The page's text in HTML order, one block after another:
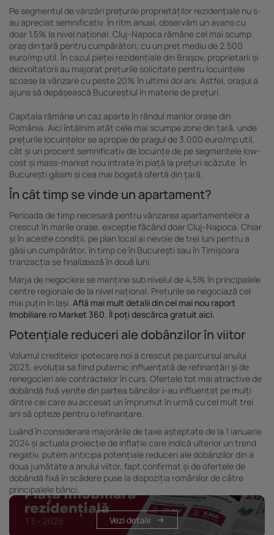
Pe segmentul de vânzări prețurile proprietăților rezidențiale nu s-
au apreciat semnificativ. În ritm anual, observăm un avans cu
doar 1,5% la nivel național. Cluj-Napoca rămâne cel mai scump
oraș din țară pentru cumpărători, cu un preț mediu de 2.500
euro/mp util. În cazul pieței rezidențiale din Brașov, proprietarii și
dezvoltatorii au majorat prețurile solicitate pentru locuințele
scoase la vânzare cu peste 20% în ultimii doi ani. Astfel, orașul a
ajuns să depășească Bucureștiul în materie de prețuri.
Capitala rămâne un caz aparte în rândul marilor orașe din
România. Aici întâlnim atât cele mai scumpe zone din țară, unde
prețurile locuințelor se apropie de pragul de 3.000 euro/mp util,
cât și un procent semnificativ de locuințe de pe segmentele low-
cost și mass-market nou intrate în piață la prețuri scăzute. În
București găsim și cea mai bogată ofertă din țară.
În cât timp se vinde un apartament?
Perioada de timp necesară pentru vânzarea apartamentelor a
crescut în marile orașe, excepție făcând doar Cluj-Napoca. Chiar
și în aceste condiții, pe plan local ai nevoie de trei luni pentru a
găsi un cumpărător, în timp ce în București sau în Timișoara
tranzacția se finalizează în două luni.
Marja de negociere se menține sub nivelul de 4,5% în principalele
centre regionale de la nivel național. Prețurile se negociază cel
mai puțin în Iași. Află mai mult detalii din cel mai nou raport
Imobiliare.ro Market 360. Îl poți descărca gratuit aici.
Potențiale reduceri ale dobânzilor în viitor
Volumul creditelor ipotecare noi a crescut pe parcursul anului
2023, evoluția sa fiind puternic influențată de refinanțări și de
renegocieri ale contractelor în curs. Ofertele tot mai atractive de
dobândă fixă venite din partea băncilor i-au influențat pe mulți
dintre cei care au accesat un împrumut în urmă cu cel mult trei
ani să opteze pentru o refinanțare.
Luând în considerare majorările de taxe așteptate de la 1 ianuarie
2024 și actuala proiecție de inflație care indică ulterior un trend
negativ, putem anticipa potențiale reduceri ale dobânzilor din a
doua jumătate a anului viitor, fapt confirmat și de ofertele de
dobândă fixă în scădere puse la dispoziția românilor de către
principalele bănci.
Vezi detalii